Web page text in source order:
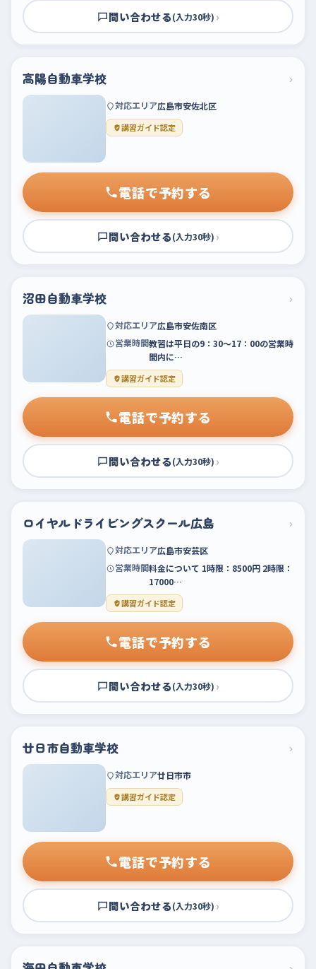
問い合わせる(入力30秒) ›
高陽自動車学校 ›
対応エリア広島市安佐北区
講習ガイド認定
電話で予約する
問い合わせる(入力30秒) ›
沼田自動車学校 ›
対応エリア広島市安佐南区
営業時間教習は平日の9：30～17：00の営業時
間内に…
講習ガイド認定
電話で予約する
問い合わせる(入力30秒) ›
ロイヤルドライビングスクール広島 ›
対応エリア広島市安芸区
営業時間料金について 1時限：8500円 2時限：
17000…
講習ガイド認定
電話で予約する
問い合わせる(入力30秒) ›
廿日市自動車学校 ›
対応エリア廿日市市
講習ガイド認定
電話で予約する
問い合わせる(入力30秒) ›